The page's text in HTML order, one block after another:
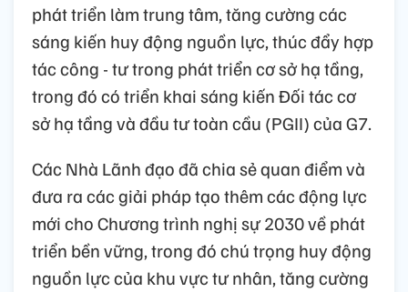
phát triển làm trung tâm, tăng cường các
sáng kiến huy động nguồn lực, thúc đẩy hợp
tác công - tư trong phát triển cơ sở hạ tầng,
trong đó có triển khai sáng kiến Đối tác cơ
sở hạ tầng và đầu tư toàn cầu (PGII) của G7.
Các Nhà Lãnh đạo đã chia sẻ quan điểm và
đưa ra các giải pháp tạo thêm các động lực
mới cho Chương trình nghị sự 2030 về phát
triển bền vững, trong đó chú trọng huy động
nguồn lực của khu vực tư nhân, tăng cường